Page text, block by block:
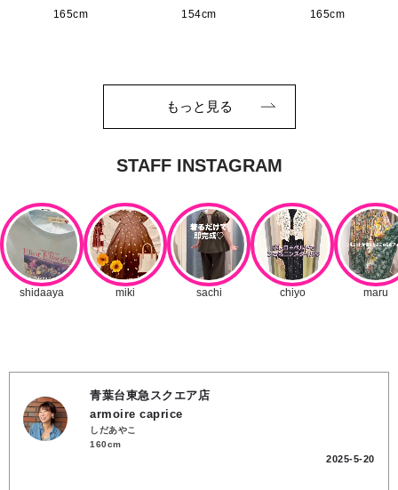
165cm 154cm 165cm
もっと見る
青葉台東急スクエア店
armoire caprice
しだあやこ
160cm
2025-5-20